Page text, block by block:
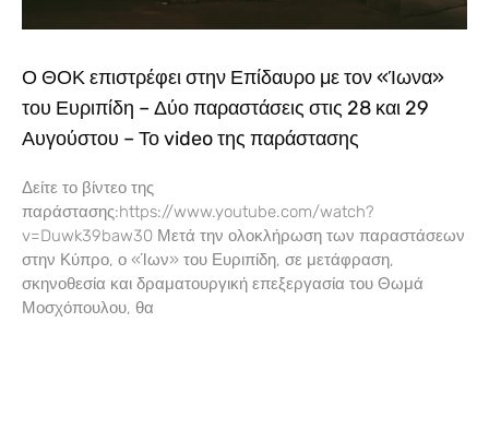
Ο ΘΟΚ επιστρέφει στην Επίδαυρο με τον «Ίωνα»
του Ευριπίδη – Δύο παραστάσεις στις 28 και 29
Αυγούστου – Το video της παράστασης
Δείτε το βίντεο της
παράστασης:https://www.youtube.com/watch?
v=Duwk39baw30 Μετά την ολοκλήρωση των παραστάσεων
στην Κύπρο, ο «Ίων» του Ευριπίδη, σε μετάφραση,
σκηνοθεσία και δραματουργική επεξεργασία του Θωμά
Μοσχόπουλου, θα